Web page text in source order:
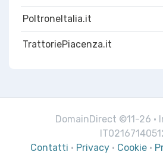
PoltroneItalia.it
TrattoriePiacenza.it
DomainDirect ©11-26 ·
Contatti · Privacy · Cookie ·